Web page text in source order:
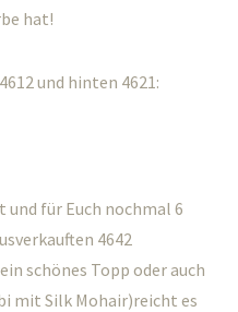
hat!
und hinten 4621:
und für Euch nochmal 6
4642
schönes Topp oder auch
mit Silk Mohair)reicht es